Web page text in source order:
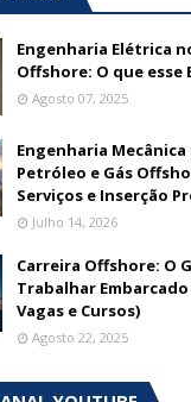
Engenharia Elétrica
Offshore: O que esse
Agosto 07, 2025
Engenharia
Petróleo e Gás
Serviços e Inserção
Julho 14, 2026
Carreira Offshore: O
Trabalhar Embarcado
Vagas e Cursos)
Agosto 22, 2025